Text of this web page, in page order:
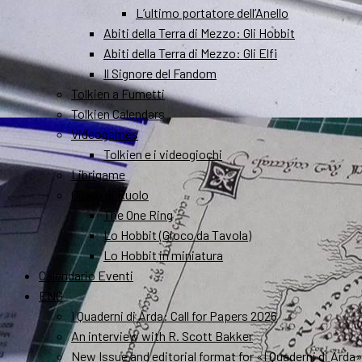
L’ultimo portatore dell’Anello
Abiti della Terra di Mezzo: Gli Hobbit
Abiti della Terra di Mezzo: Gli Elfi
Il Signore del Fandom
Tolkien a Fumetti
Tolkien Calendars
Videogames
Tolkien e i videogiochi
Librigame
Gioco di Ruolo
The One Ring
Lo Hobbit (Gioco da Tavola)
Lo Hobbit in miniatura
Calendario Eventi
ENG
I Quaderni di Arda: Call for Papers 2026
An interview with R. Scott Bakker
New Issue and editorial format for «I Quaderni di Arda»